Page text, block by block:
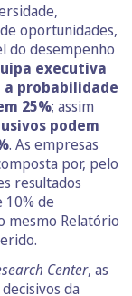
oportunidades,
do desempenho
executiva
a probabilidade
25%; assim
podem
. As empresas
por, pelo
resultados
10% de
mesmo Relatório
Center, as
da